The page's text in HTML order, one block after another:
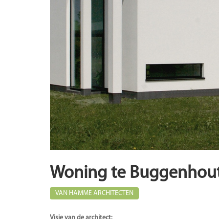
Woning te
VAN HAMME ARCHITECTEN